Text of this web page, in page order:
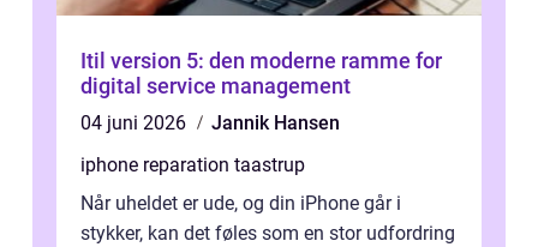
Itil version 5: den moderne ramme for
digital service management
04 juni 2026
Jannik Hansen
iphone reparation taastrup
Når uheldet er ude, og din iPhone går i
stykker, kan det føles som en stor udfordring